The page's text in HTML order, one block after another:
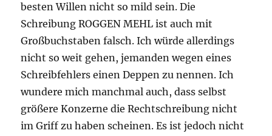
besten Willen nicht so mild sein. Die
Schreibung ROGGEN MEHL ist auch mit
Großbuchstaben falsch. Ich würde allerdings
nicht so weit gehen, jemanden wegen eines
Schreibfehlers einen Deppen zu nennen. Ich
wundere mich manchmal auch, dass selbst
größere Konzerne die Rechtschreibung nicht
im Griff zu haben scheinen. Es ist jedoch nicht